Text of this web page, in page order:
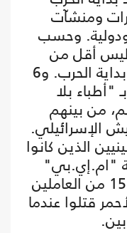
ومنشآت
ودولية. وحسب
ليس أقل من
196 عاملا إنسانيا قتلوا منذ بداية الحرب. و6
"أطباء بلا
من بينهم
الإسرائيلي.
الذين كانوا
"ام.إي.بي"
(مساعدة طبية لفلسطين). و15 من العاملين
قتلوا عندما